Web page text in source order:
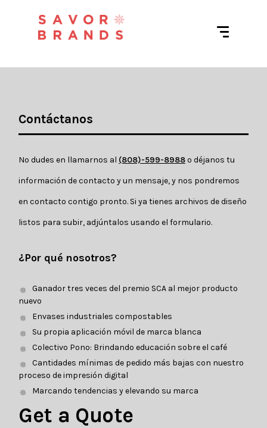
Contáctanos
No dudes en llamarnos al (808)-599-8988 o déjanos tu
información de contacto y un mensaje, y nos pondremos
en contacto contigo pronto. Si ya tienes archivos de diseño
listos para subir, adjúntalos usando el formulario.
¿Por qué nosotros?
Ganador tres veces del premio SCA al mejor producto
nuevo
Envases industriales compostables
Su propia aplicación móvil de marca blanca
Colectivo Pono: Brindando educación sobre el café
Cantidades mínimas de pedido más bajas con nuestro
proceso de impresión digital
Marcando tendencias y elevando su marca
Get a Quote